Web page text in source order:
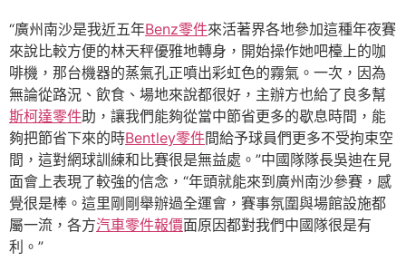
“廣州南沙是我近五年Benz零件來活著界各地參加這種年夜賽
來說比較方便的林天秤優雅地轉身，開始操作她吧檯上的咖
啡機，那台機器的蒸氣孔正噴出彩虹色的霧氣。一次，因為
無論從路況、飲食、場地來說都很好，主辦方也給了良多幫
斯柯達零件助，讓我們能夠從當中節省更多的歇息時間，能
夠把節省下來的時Bentley零件間給予球員們更多不受拘束空
間，這對網球訓練和比賽很是無益處。”中國隊隊長吳迪在見
面會上表現了較強的信念，“年頭就能來到廣州南沙參賽，感
覺很是棒。這里剛剛舉辦過全運會，賽事氛圍與場館設施都
屬一流，各方汽車零件報價面原因都對我們中國隊很是有
利。”